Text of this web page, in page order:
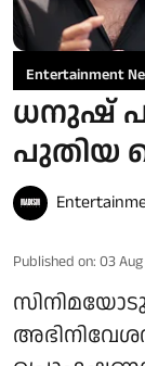
Entertainment
ധനുഷ്
പുതിയ
Published on: 03